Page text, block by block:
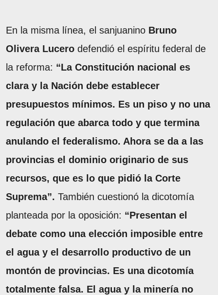
En la misma línea, el sanjuanino Bruno
Olivera Lucero defendió el espíritu federal de
la reforma: “La Constitución nacional es
clara y la Nación debe establecer
presupuestos mínimos. Es un piso y no una
regulación que abarca todo y que termina
anulando el federalismo. Ahora se da a las
provincias el dominio originario de sus
recursos, que es lo que pidió la Corte
Suprema”. También cuestionó la dicotomía
planteada por la oposición: “Presentan el
debate como una elección imposible entre
el agua y el desarrollo productivo de un
montón de provincias. Es una dicotomía
totalmente falsa. El agua y la minería no